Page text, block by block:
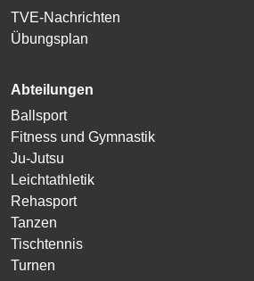
TVE-Nachrichten
Übungsplan
Abteilungen
Ballsport
Fitness und Gymnastik
Ju-Jutsu
Leichtathletik
Rehasport
Tanzen
Tischtennis
Turnen